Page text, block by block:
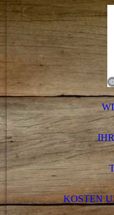
KOSTEN